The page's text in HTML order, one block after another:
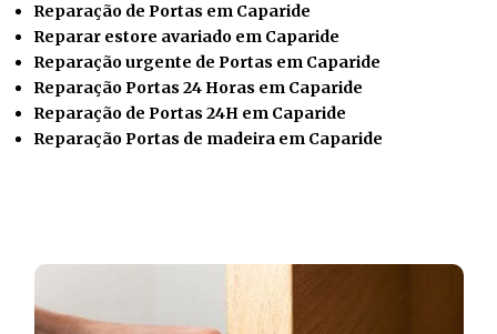
Reparação de Portas em Caparide
Reparar estore avariado em Caparide
Reparação urgente de Portas em Caparide
Reparação Portas 24 Horas em Caparide
Reparação de Portas 24H em Caparide
Reparação Portas de madeira em Caparide